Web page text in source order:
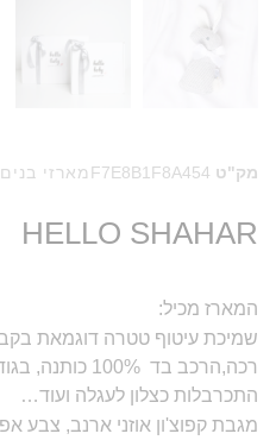
מק"ט F7E8B1F8A454 מארזי בנים
HELLO SHAHAR
המארז מכיל:
התכרבלות כצלון לעגלה ועוד…